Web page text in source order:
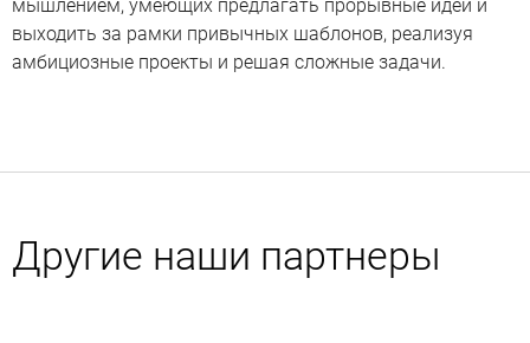
мышлением, умеющих предлагать прорывные идеи и
выходить за рамки привычных шаблонов, реализуя
амбициозные проекты и решая сложные задачи.
Другие наши партнеры